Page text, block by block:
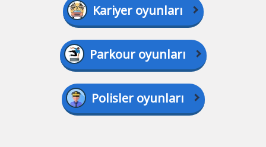
Kariyer oyunları
Parkour oyunları
Polisler oyunları